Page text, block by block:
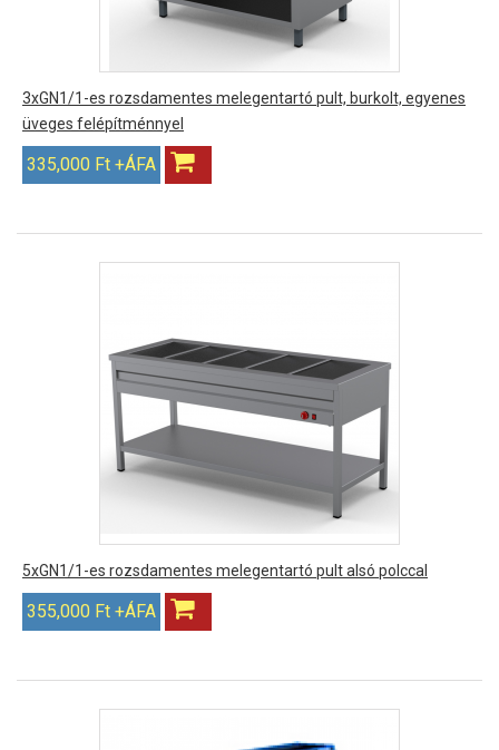
3xGN1/1-es rozsdamentes melegentartó pult, burkolt, egyenes
üveges felépítménnyel
335,000 Ft +ÁFA
5xGN1/1-es rozsdamentes melegentartó pult alsó polccal
355,000 Ft +ÁFA